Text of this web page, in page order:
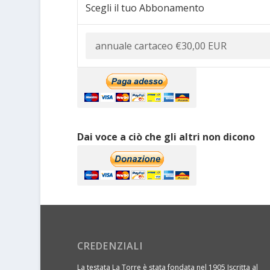
Scegli il tuo Abbonamento
Dai voce a ciò che gli altri non dicono
CREDENZIALI
La testata La Torre è stata fondata nel 1905 Iscritta al